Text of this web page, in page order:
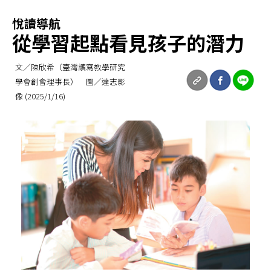
悅讀導航
從學習起點看見孩子的潛力
文／陳欣希（臺灣讀寫教學研究
學會創會理事長） 圖／達志影
像 (2025/1/16)